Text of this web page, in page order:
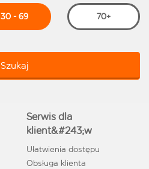
30 - 69 70+
Szukaj
Serwis dla
klient&#243;w
Ułatwienia dostępu
Obsługa klienta